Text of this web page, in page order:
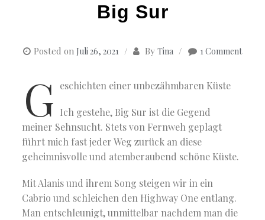
Big Sur
Posted on Juli 26, 2021 By Tina 1 Comment
G eschichten einer unbezähmbaren Küste
Ich gestehe, Big Sur ist die Gegend
meiner Sehnsucht. Stets von Fernweh geplagt
führt mich fast jeder Weg zurück an diese
geheimnisvolle und atemberaubend schöne Küste.
Mit Alanis und ihrem Song steigen wir in ein
Cabrio und schleichen den Highway One entlang.
Man entschleunigt, unmittelbar nachdem man die